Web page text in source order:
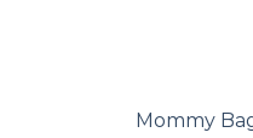
Mommy